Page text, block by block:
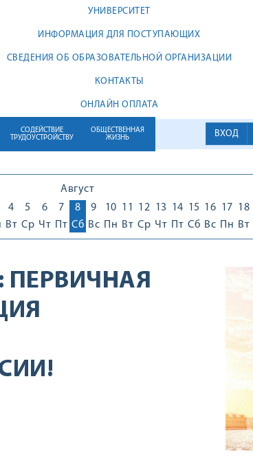
УНИВЕРСИТЕТ
ИНФОРМАЦИЯ ДЛЯ ПОСТУПАЮЩИХ
СВЕДЕНИЯ ОБ ОБРАЗОВАТЕЛЬНОЙ ОРГАНИЗАЦИИ
КОНТАКТЫ
ОНЛАЙН ОПЛАТА
ВХОД
СОДЕЙСТВИЕ
ТРУДОУСТРОЙСТВУ
ОБЩЕСТВЕННАЯ
ЖИЗНЬ
Август
4
Вт
5
Ср
6
Чт
7
Пт
8
Сб
9
Вс
10
Пн
11
Вт
12
Ср
13
Чт
14
Пт
15
Сб
16
Вс
17
Пн
18
Вт
ПЕРВИЧНАЯ